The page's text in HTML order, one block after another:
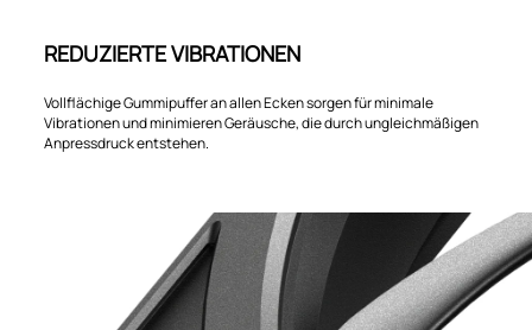
REDUZIERTE VIBRATIONEN
Vollflächige Gummipuffer an allen Ecken sorgen für minimale
Vibrationen und minimieren Geräusche, die durch ungleichmäßigen
Anpressdruck entstehen.